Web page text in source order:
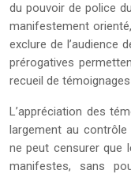
du pouvoir de police
manifestement
exclure de l’audience
prérogatives
recueil de
L’appréciation des
largement au
ne peut censurer que
manifestes, sans